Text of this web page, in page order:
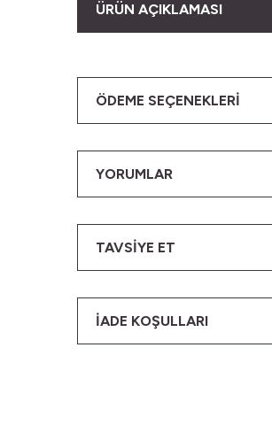
ÜRÜN AÇIKLAMASI
ÖDEME SEÇENEKLERI
YORUMLAR
TAVSIYE ET
İADE KOŞULLARI